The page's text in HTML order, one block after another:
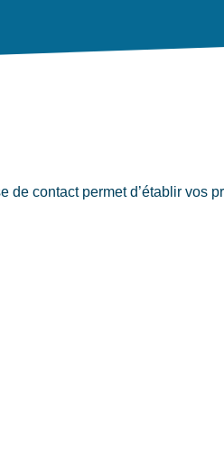
contact permet d’établir vos